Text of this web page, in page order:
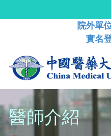
院外單
實名
醫師介紹